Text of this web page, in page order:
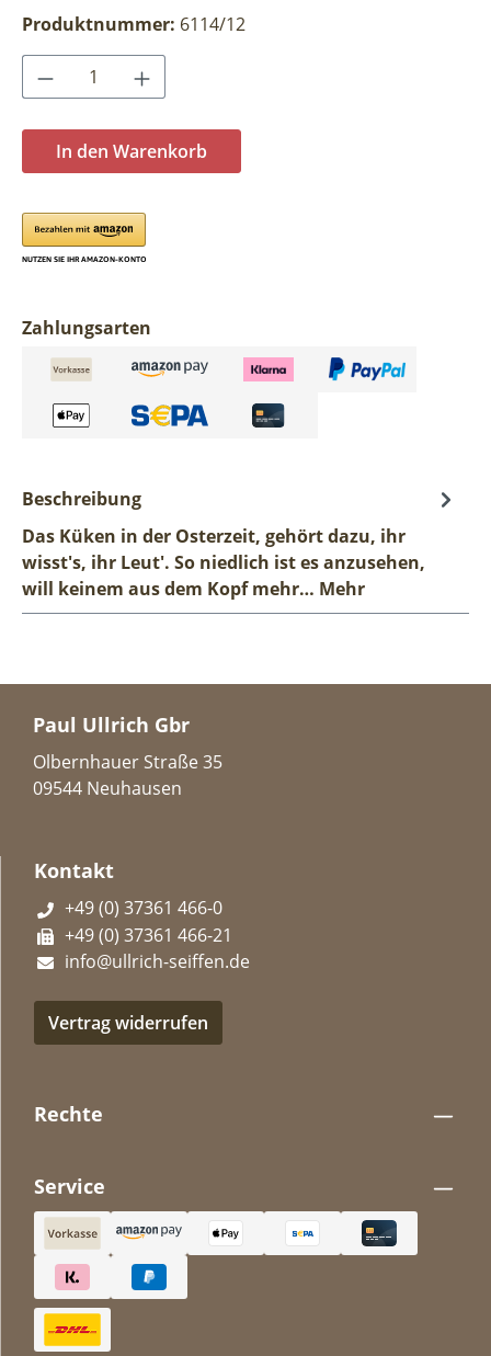
Produktnummer: 6114/12
Produkt Anzahl: Gib den gewünschten
In den Warenkorb
Zahlungsarten
Beschreibung
Das Küken in der Osterzeit, gehört dazu, ihr
wisst's, ihr Leut'. So niedlich ist es anzusehen,
will keinem aus dem Kopf mehr… Mehr
Paul Ullrich Gbr
Olbernhauer Straße 35
09544 Neuhausen
Kontakt
+49 (0) 37361 466-0
+49 (0) 37361 466-21
info@ullrich-seiffen.de
Vertrag widerrufen
Rechte
Service